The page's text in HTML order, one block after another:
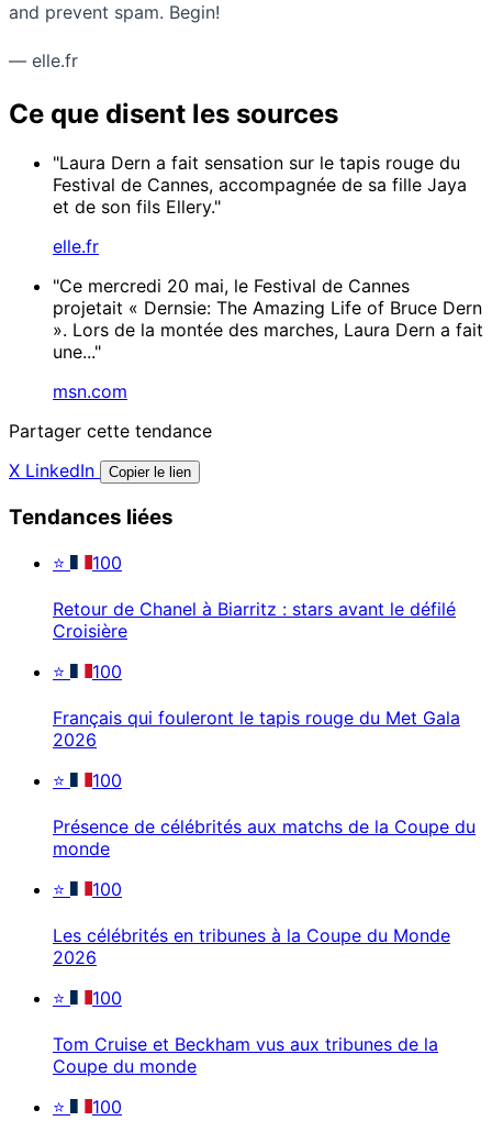
and prevent spam. Begin!
— elle.fr
Ce que disent les sources
"Laura Dern a fait sensation sur le tapis rouge du
Festival de Cannes, accompagnée de sa fille Jaya
et de son fils Ellery."
elle.fr
"Ce mercredi 20 mai, le Festival de Cannes
projetait « Dernsie: The Amazing Life of Bruce Dern
». Lors de la montée des marches, Laura Dern a fait
une..."
msn.com
Partager cette tendance
X LinkedIn Copier le lien
Tendances liées
⭐ 100
Retour de Chanel à Biarritz : stars avant le défilé
Croisière
⭐
100
Français qui fouleront le tapis rouge du Met Gala
2026
⭐
100
Présence de célébrités aux matchs de la Coupe du
monde
⭐
100
Les célébrités en tribunes à la Coupe du Monde
2026
⭐
100
Tom Cruise et Beckham vus aux tribunes de la
Coupe du monde
⭐
100